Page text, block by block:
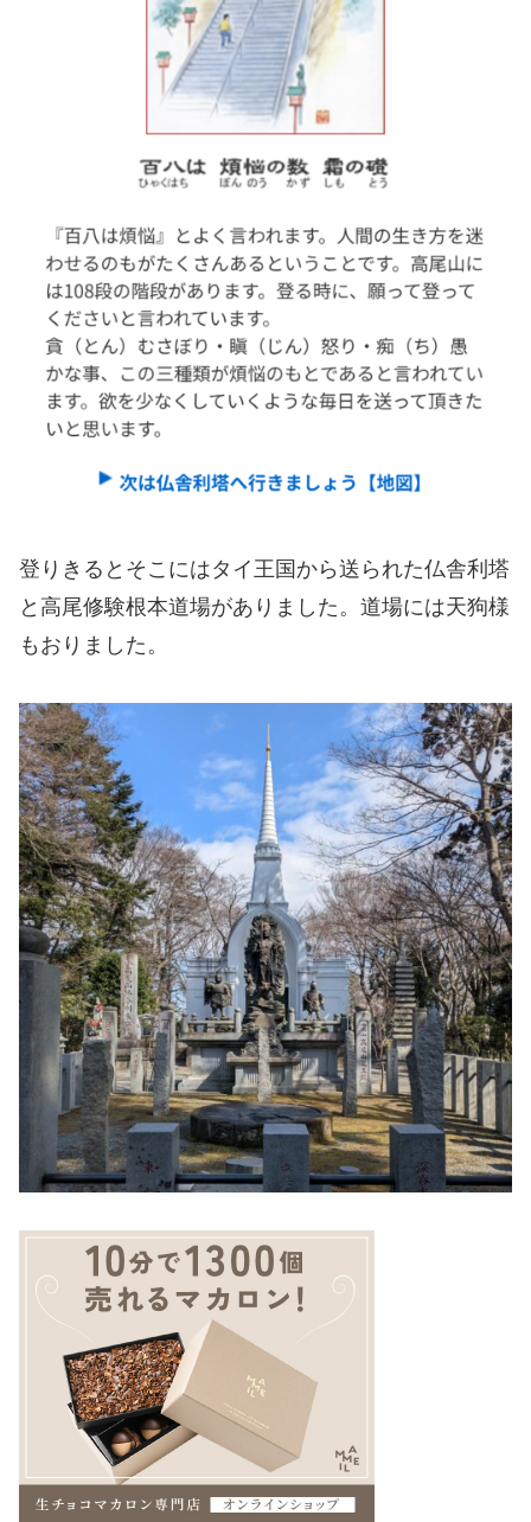
登りきるとそこにはタイ王国から送られた仏舎利塔
と高尾修験根本道場がありました。道場には天狗様
もおりました。